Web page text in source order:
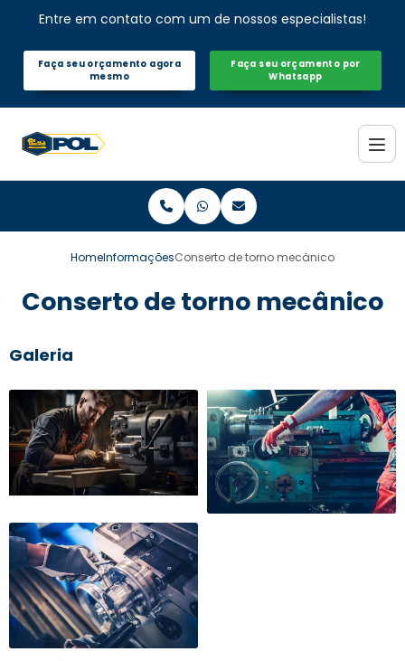
Entre em contato com um de nossos especialistas!
Faça seu orçamento agora
mesmo
Faça seu orçamento por
Whatsapp
HomeInformaçõesConserto de torno mecânico
Conserto de torno mecânico
Galeria